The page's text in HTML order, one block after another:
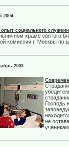
2004
опыт социального
храме святого
комиссии г. Москвы по
2003
Господь
не